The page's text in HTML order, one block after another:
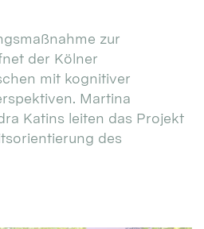
zur
der Kölner
mit kognitiver
Martina
Katins leiten das Projekt
des